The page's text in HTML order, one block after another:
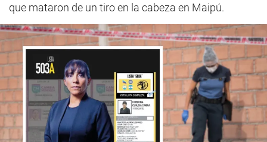
que mataron de un tiro en la cabeza en Maipú.